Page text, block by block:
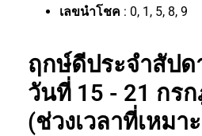
เลขนำโชค : 0, 1, 5, 8, 9
ฤกษ์ดีประจำสัป
วันที่ 15 - 21 กร
(ช่วงเวลาที่เหมา